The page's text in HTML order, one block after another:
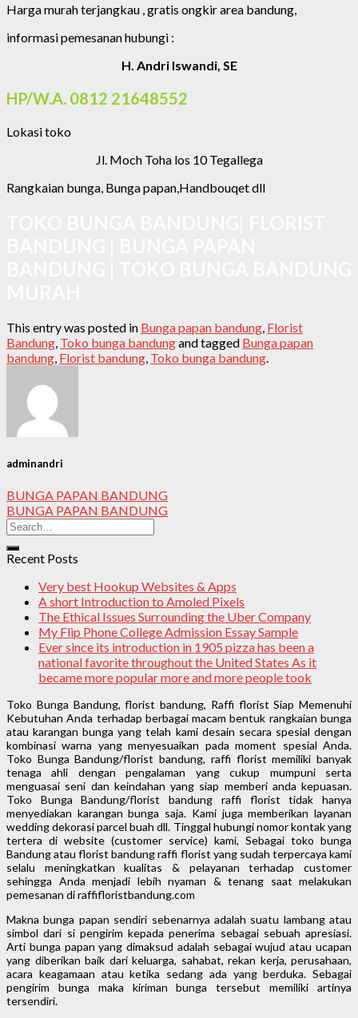
Harga murah terjangkau , gratis ongkir area bandung,
informasi pemesanan hubungi :
H. Andri Iswandi, SE
HP/W.A. 0812 21648552
Lokasi toko
Jl. Moch Toha los 10 Tegallega
Rangkaian bunga, Bunga papan,Handbouqet dll
This entry was posted in Bunga papan bandung Florist
Bandung Toko bunga bandungand tagged Bunga papan
bandung Florist bandung Toko bunga bandung
adminandri
BUNGA PAPAN BANDUNG
BUNGA PAPAN BANDUNG
Recent Posts
Very best Hookup Websites & Apps
A short Introduction to Amoled Pixels
The Ethical Issues Surrounding the Uber Company
My Flip Phone College Admission Essay Sample
Ever since its introduction in 1905 pizza has been a
national favorite throughout the United States As it
became more popular more and more people took
Toko Bunga Bandung, florist bandung, Raffi florist Siap Memenuhi
Kebutuhan Anda terhadap berbagai macam bentuk rangkaian bunga
atau karangan bunga yang telah kami desain secara spesial dengan
kombinasi warna yang menyesuaikan pada moment spesial Anda.
Toko Bunga Bandung/florist bandung, raffi florist memiliki banyak
tenaga ahli dengan pengalaman yang cukup mumpuni serta
menguasai seni dan keindahan yang siap memberi anda kepuasan.
Toko Bunga Bandung/florist bandung raffi florist tidak hanya
menyediakan karangan bunga saja. Kami juga memberikan layanan
wedding dekorasi parcel buah dll. Tinggal hubungi nomor kontak yang
tertera di website (customer service) kami, Sebagai toko bunga
Bandung atau florist bandung raffi florist yang sudah terpercaya kami
selalu meningkatkan kualitas & pelayanan terhadap customer
sehingga Anda menjadi lebih nyaman & tenang saat melakukan
pemesanan di raffifloristbandung.com
Makna bunga papan sendiri sebenarnya adalah suatu lambang atau
simbol dari si pengirim kepada penerima sebagai sebuah apresiasi.
Arti bunga papan yang dimaksud adalah sebagai wujud atau ucapan
yang diberikan baik dari keluarga, sahabat, rekan kerja, perusahaan,
acara keagamaan atau ketika sedang ada yang berduka. Sebagai
pengirim bunga maka kiriman bunga tersebut memiliki artinya
tersendiri.